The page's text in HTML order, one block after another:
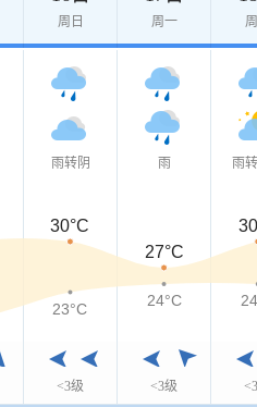
周日 周一
雨转阴
<3级
雨
<3级
雨
30°C
27°C
23°C 24°C